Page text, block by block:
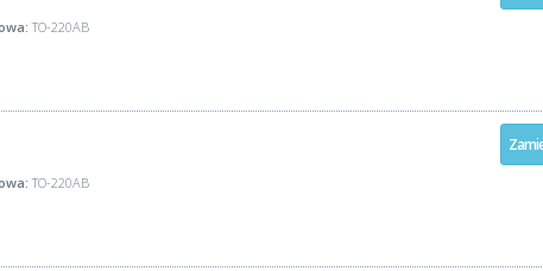
TO-220AB
TO-220AB